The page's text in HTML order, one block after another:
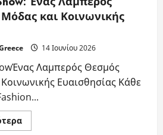
και Κοινωνικής
14 Ιουνίου 2026
Λαμπερός Θεσμός
Ευαισθησίας Κάθε
Read
more